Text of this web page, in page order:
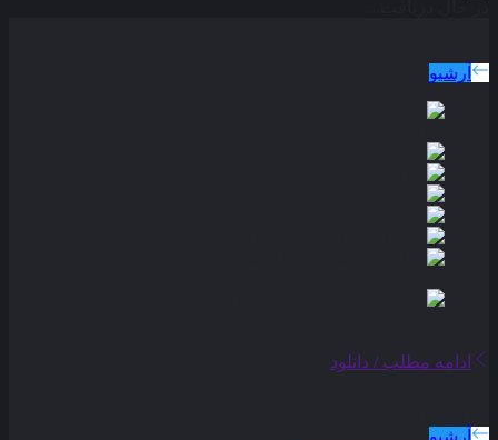
آرشیو
ادامه مطلب / دانلود
آرشیو